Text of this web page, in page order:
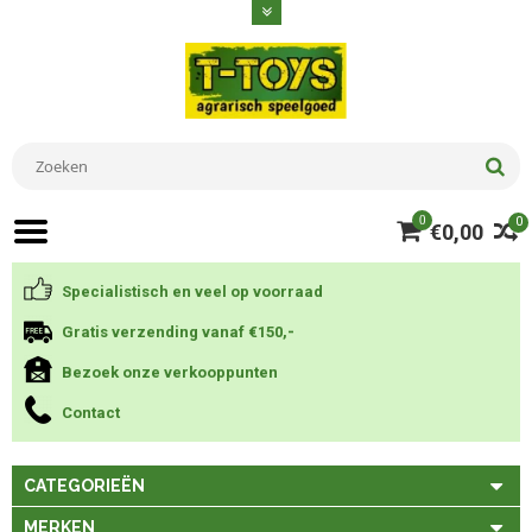
0
0 €0,00
Specialistisch en veel op voorraad
Gratis verzending vanaf €150,-
Bezoek onze verkooppunten
Contact
CATEGORIEËN
MERKEN